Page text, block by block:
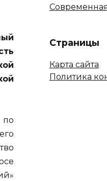
по
Страницы
Карта сайта
Политика